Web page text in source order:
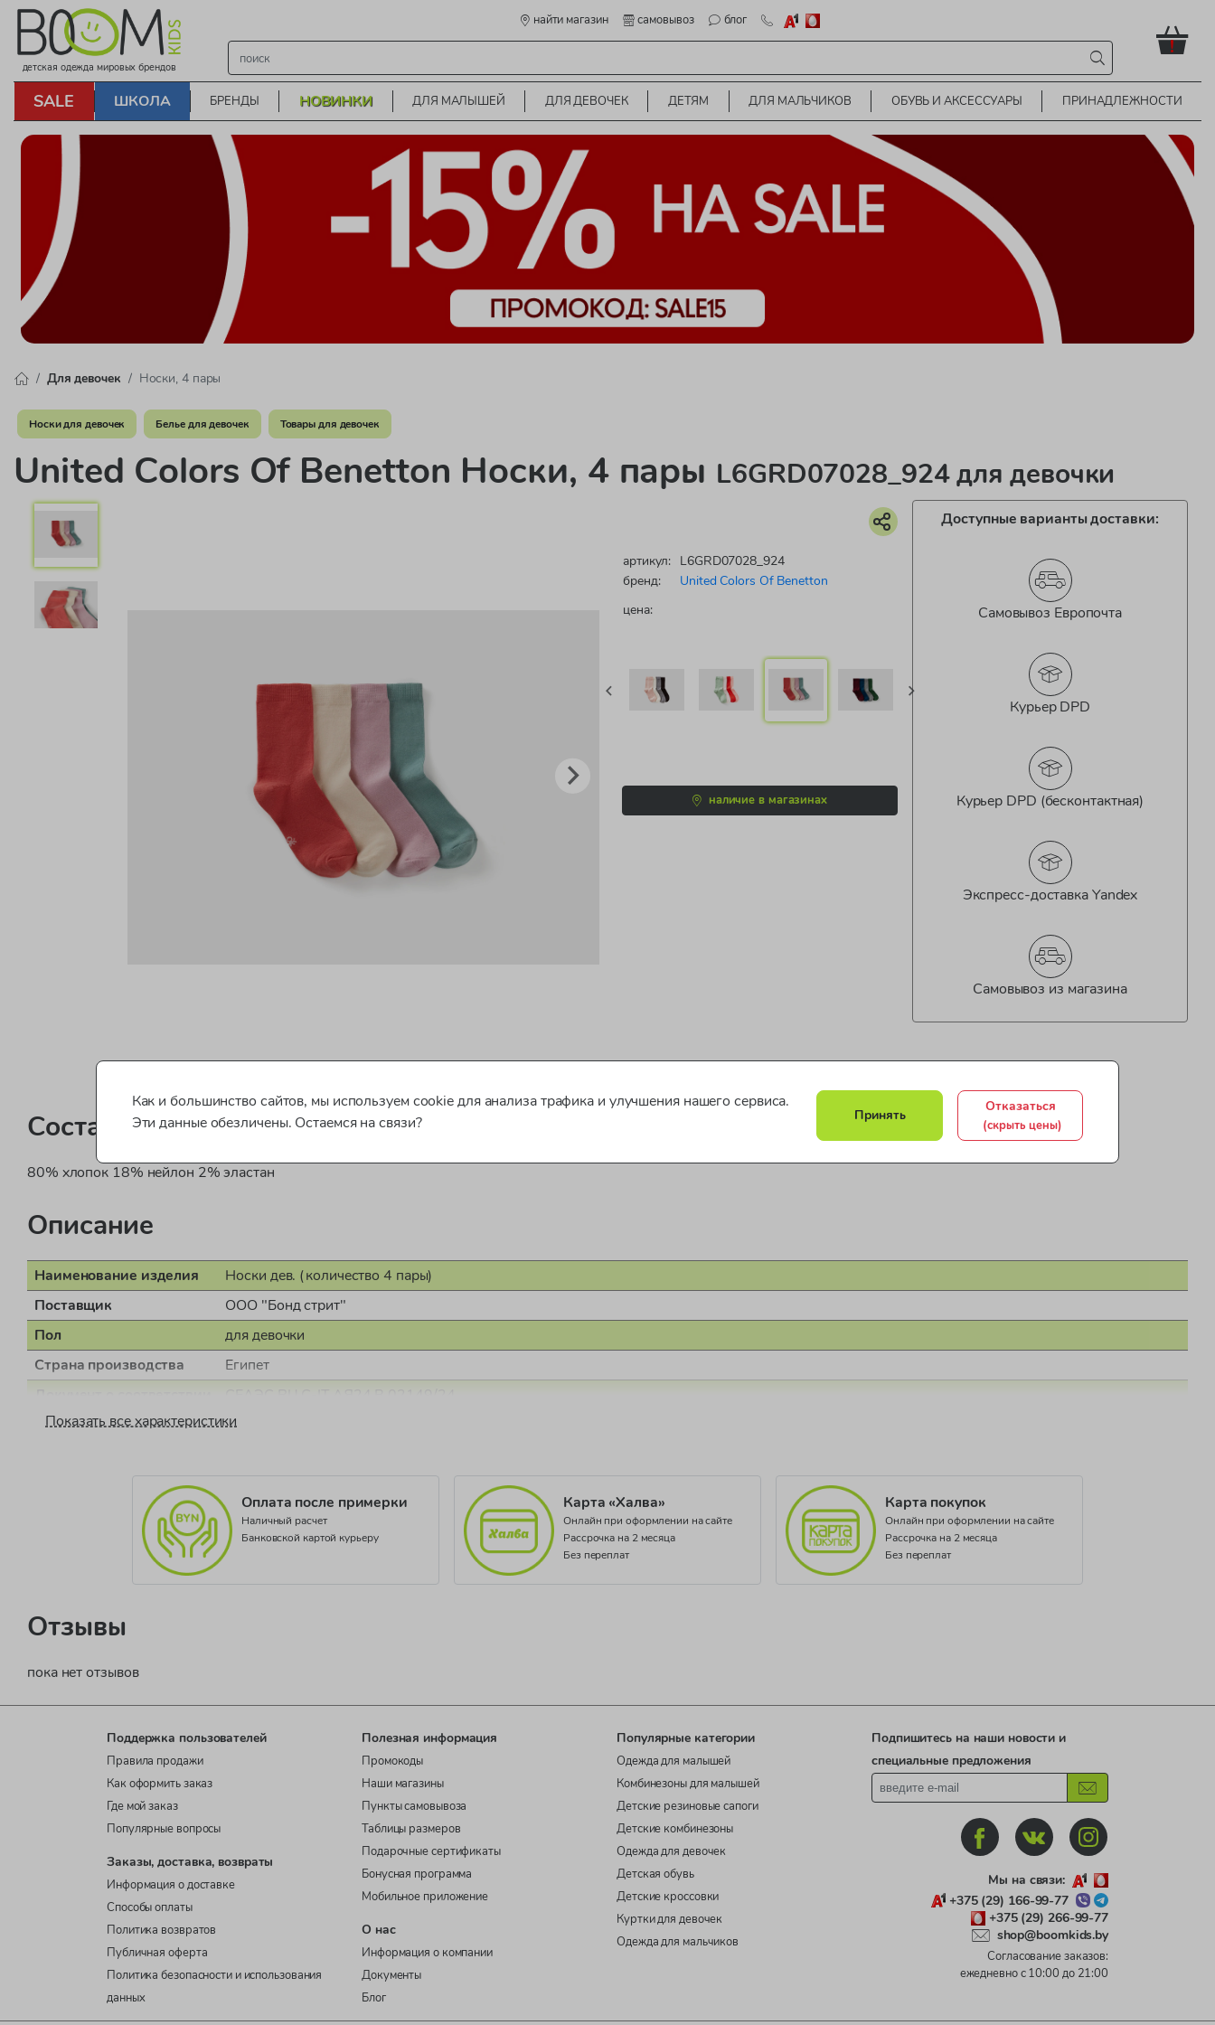
детская одежда мировых брендов
найти магазин самовывоз блог
!
SALE ШКОЛА БРЕНДЫ НОВИНКИ ДЛЯ МАЛЫШЕЙ ДЛЯ ДЕВОЧЕК ДЕТЯМ ДЛЯ МАЛЬЧИКОВ ОБУВЬ И АКСЕССУАРЫ ПРИНАДЛЕЖНОСТИ
Для девочек Носки, 4 пары
Носки для девочек Белье для девочек Товары для девочек
United Colors Of Benetton Носки, 4 пары L6GRD07028_924 для девочки
артикул: L6GRD07028_924
бренд:
United Colors Of Benetton
цена:
наличие в магазинах
Доступные варианты доставки:
Самовывоз Европочта
Курьер DPD
Курьер DPD (бесконтактная)
Экспресс-доставка Yandex
Самовывоз из магазина
Состав
80% хлопок 18% нейлон 2% эластан
Описание
Наименование изделия
Носки дев. (количество 4 пары)
Поставщик
ООО "Бонд стрит"
Пол
для девочки
Страна производства
Египет
Коллекция
NOOS FW25
Показать все характеристики
Оплата после примерки
Наличный расчет
Банковской картой курьеру
Карта «Халва»
Онлайн при оформлении на сайте
Рассрочка на 2 месяца
Без переплат
Карта покупок
Онлайн при оформлении на сайте
Рассрочка на 2 месяца
Без переплат
Отзывы
пока нет отзывов
Поддержка пользователей
Правила продажи
Как оформить заказ
Где мой заказ
Популярные вопросы
Заказы, доставка, возвраты
Информация о доставке
Способы оплаты
Политика возвратов
Публичная оферта
Политика безопасности и использования
данных
Полезная информация
Промокоды
Наши магазины
Пункты самовывоза
Таблицы размеров
Подарочные сертификаты
Бонусная программа
Мобильное приложение
О нас
Информация о компании
Документы
Блог
Популярные категории
Одежда для малышей
Комбинезоны для малышей
Детские резиновые сапоги
Детские комбинезоны
Одежда для девочек
Детская обувь
Детские кроссовки
Куртки для девочек
Одежда для мальчиков
Подпишитесь на наши новости и
специальные предложения
Мы на связи:
+375 (29) 166-99-77
+375 (29) 266-99-77
shop@boomkids.by
Согласование заказов:
ежедневно с 10:00 до 21:00
Как и большинство сайтов, мы используем cookie для анализа трафика и улучшения нашего сервиса.
Эти данные обезличены. Остаемся на связи?
Принять
Отказаться
(скрыть цены)